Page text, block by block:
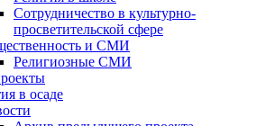
Сотрудничество в культурно-
просветительской сфере
и СМИ
Религиозные СМИ
в осаде